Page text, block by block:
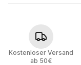
Kostenloser Versand
ab 50€